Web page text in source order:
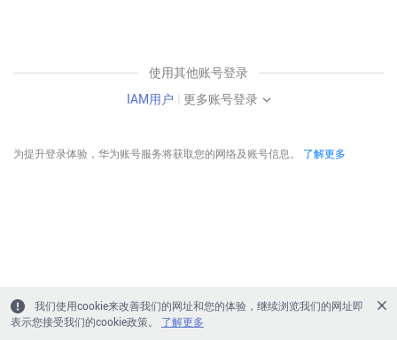
使用其他账号登录
IAM用户 | 更多账号登录
为提升登录体验，华为账号服务将获取您的网络及账号信息。 了解更多
我们使用cookie来改善我们的网址和您的体验，继续浏览我们的网址即
表示您接受我们的cookie政策。
了解更多